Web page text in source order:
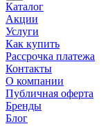
Каталог
Акции
Услуги
Как купить
Рассрочка платежа
Контакты
О компании
Публичная оферта
Бренды
Блог